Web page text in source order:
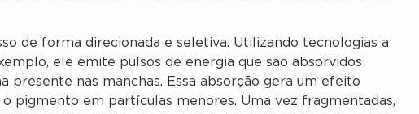
de forma direcionada e seletiva. Utilizando tecnologias a
ele emite pulsos de energia que são absorvidos
presente nas manchas. Essa absorção gera um efeito
pigmento em partículas menores. Uma vez fragmentadas,